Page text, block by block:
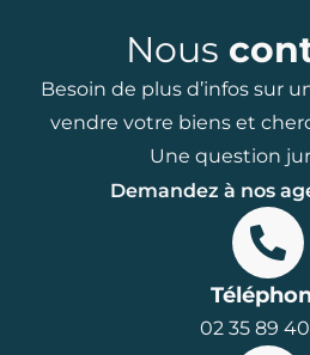
Nous
Besoin de plus d’infos sur
vendre votre biens et
Une question
Demandez à nos
02 35 89